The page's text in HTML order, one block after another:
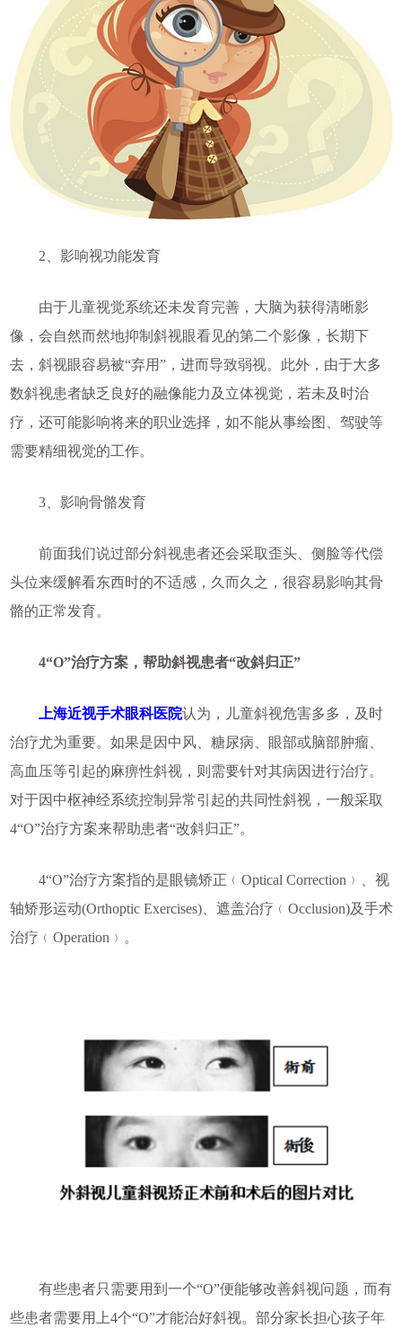
2、影响视功能发育
由于儿童视觉系统还未发育完善，大脑为获得清晰影
像，会自然而然地抑制斜视眼看见的第二个影像，长期下
去，斜视眼容易被“弃用”，进而导致弱视。此外，由于大多
数斜视患者缺乏良好的融像能力及立体视觉，若未及时治
疗，还可能影响将来的职业选择，如不能从事绘图、驾驶等
需要精细视觉的工作。
3、影响骨骼发育
前面我们说过部分斜视患者还会采取歪头、侧脸等代偿
头位来缓解看东西时的不适感，久而久之，很容易影响其骨
骼的正常发育。
4“O”治疗方案，帮助斜视患者“改斜归正”
上海近视手术眼科医院认为，儿童斜视危害多多，及时
治疗尤为重要。如果是因中风、糖尿病、眼部或脑部肿瘤、
高血压等引起的麻痹性斜视，则需要针对其病因进行治疗。
对于因中枢神经系统控制异常引起的共同性斜视，一般采取
4“O”治疗方案来帮助患者“改斜归正”。
4“O”治疗方案指的是眼镜矫正﹙Optical Correction﹚、视
轴矫形运动(Orthoptic Exercises)、遮盖治疗﹙Occlusion)及手术
治疗﹙Operation﹚。
有些患者只需要用到一个“O”便能够改善斜视问题，而有
些患者需要用上4个“O”才能治好斜视。部分家长担心孩子年